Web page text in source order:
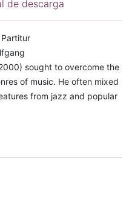
de descarga
sought to overcome the
of music. He often mixed
from jazz and popular